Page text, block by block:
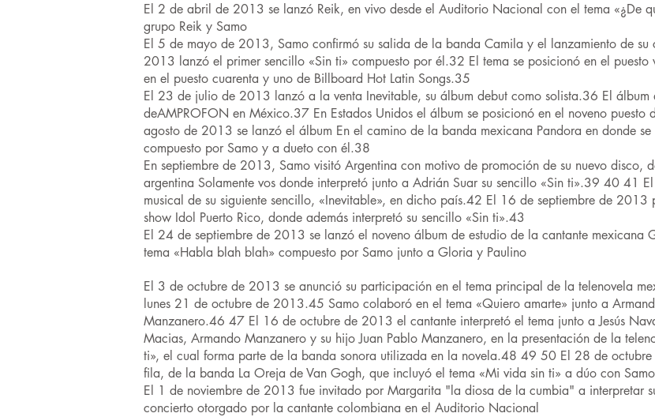
El 2 de abril de 2013 se lanzó Reik, en vivo desde el Auditorio Nacional con el tema «¿De
grupo Reik y Samo
El 5 de mayo de 2013, Samo confirmó su salida de la banda Camila y el lanzamiento de
2013 lanzó el primer sencillo «Sin ti» compuesto por él.32 El tema se posicionó en el
en el puesto cuarenta y uno de Billboard Hot Latin Songs.35
El 23 de julio de 2013 lanzó a la venta Inevitable, su álbum debut como solista.36 El álbum
deAMPROFON en México.37 En Estados Unidos el álbum se posicionó en el noveno
agosto de 2013 se lanzó el álbum En el camino de la banda mexicana Pandora en donde
compuesto por Samo y a dueto con él.38
En septiembre de 2013, Samo visitó Argentina con motivo de promoción de su nuevo disco,
argentina Solamente vos donde interpretó junto a Adrián Suar su sencillo «Sin ti».39 40 41
musical de su siguiente sencillo, «Inevitable», en dicho país.42 El 16 de septiembre de
show Idol Puerto Rico, donde además interpretó su sencillo «Sin ti».43
El 24 de septiembre de 2013 se lanzó el noveno álbum de estudio de la cantante mexicana
tema «Habla blah blah» compuesto por Samo junto a Gloria y Paulino
El 3 de octubre de 2013 se anunció su participación en el tema principal de la telenovela
lunes 21 de octubre de 2013.45 Samo colaboró en el tema «Quiero amarte» junto a
Manzanero.46 47 El 16 de octubre de 2013 el cantante interpretó el tema junto a Jesús
Macias, Armando Manzanero y su hijo Juan Pablo Manzanero, en la presentación de la
ti», el cual forma parte de la banda sonora utilizada en la novela.48 49 50 El 28 de
fila, de la banda La Oreja de Van Gogh, que incluyó el tema «Mi vida sin ti» a dúo con
El 1 de noviembre de 2013 fue invitado por Margarita "la diosa de la cumbia" a interpretar
concierto otorgado por la cantante colombiana en el Auditorio Nacional